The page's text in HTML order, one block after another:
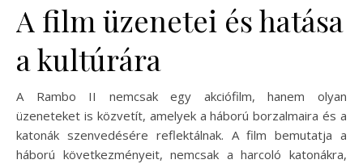
A film üzenetei és hatása
a kultúrára
A Rambo II nemcsak egy akciófilm, hanem olyan
üzeneteket is közvetít, amelyek a háború borzalmaira és a
katonák szenvedésére reflektálnak. A film bemutatja a
háború következményeit, nemcsak a harcoló katonákra,